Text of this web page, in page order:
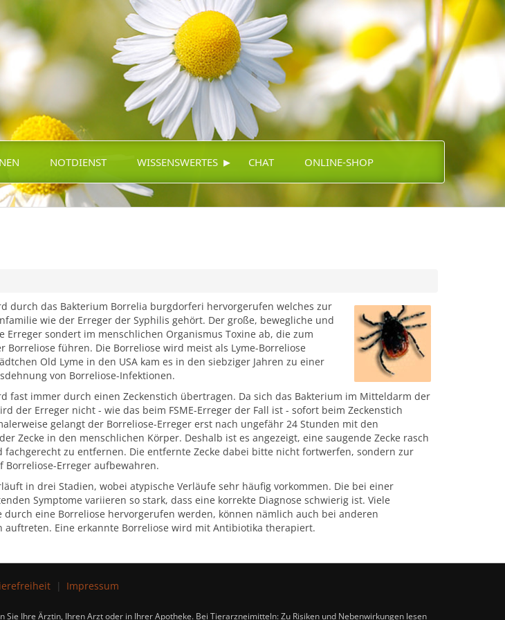
NOTDIENST WISSENSWERTES ▸ CHAT ONLINE-SHOP
durch das Bakterium Borrelia burgdorferi hervorgerufen welches zur
wie der Erreger der Syphilis gehört. Der große, bewegliche und
Erreger sondert im menschlichen Organismus Toxine ab, die zum
Borreliose führen. Die Borreliose wird meist als Lyme-Borreliose
Old Lyme in den USA kam es in den siebziger Jahren zu einer
von Borreliose-Infektionen.
fast immer durch einen Zeckenstich übertragen. Da sich das Bakterium im Mitteldarm der
der Erreger nicht - wie das beim FSME-Erreger der Fall ist - sofort beim Zeckenstich
gelangt der Borreliose-Erreger erst nach ungefähr 24 Stunden mit den
Zecke in den menschlichen Körper. Deshalb ist es angezeigt, eine saugende Zecke rasch
fachgerecht zu entfernen. Die entfernte Zecke dabei bitte nicht fortwerfen, sondern zur
Borreliose-Erreger aufbewahren.
in drei Stadien, wobei atypische Verläufe sehr häufig vorkommen. Die bei einer
Symptome variieren so stark, dass eine korrekte Diagnose schwierig ist. Viele
durch eine Borreliose hervorgerufen werden, können nämlich auch bei anderen
auftreten. Eine erkannte Borreliose wird mit Antibiotika therapiert.
Impressum
Ihre Ärztin, Ihren Arzt oder in Ihrer Apotheke. Bei Tierarzneimitteln: Zu Risiken und Nebenwirkungen lesen